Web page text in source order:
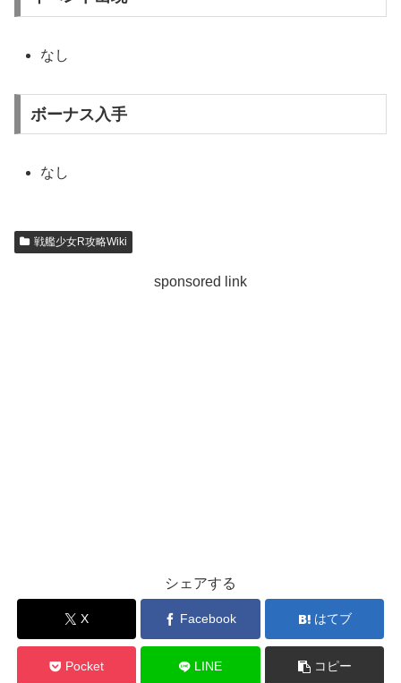
なし
ボーナス入手
なし
戦艦少女R攻略Wiki
sponsored link
シェアする
X Facebook はてブ
Pocket LINE コピー